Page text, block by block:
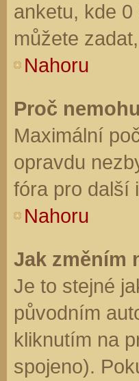
anketu, kde
můžete
Nahoru
Proč
Maximální
opravdu
fóra pro další
Nahoru
Jak změním
Je to stejné
původním
kliknutím na
spojeno).